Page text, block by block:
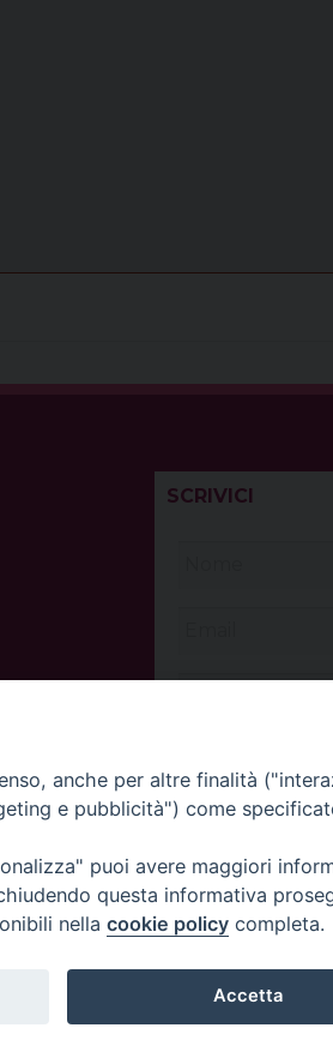
SCRIVICI
anche per altre finalità
e pubblicità") come
puoi avere maggiori
questa informativa
nella cookie policy completa.
Accetta